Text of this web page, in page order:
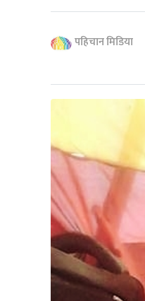
पहिचान मिडिया